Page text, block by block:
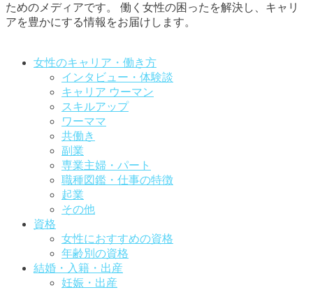
ためのメディアです。
働く女性の困ったを解決し、キャリ
アを豊かにする情報をお届けします。
女性のキャリア・働き方
インタビュー・体験談
キャリア ウーマン
スキルアップ
ワーママ
共働き
副業
専業主婦・パート
職種図鑑・仕事の特徴
起業
その他
資格
女性におすすめの資格
年齢別の資格
結婚・入籍・出産
妊娠・出産